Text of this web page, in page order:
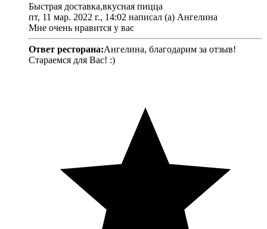
Быстрая доставка,вкусная пицца
пт, 11 мар. 2022 г., 14:02 написал (а) Ангелина
Мне очень нравится у вас
Ответ ресторана:Ангелина, благодарим за отзыв!
Стараемся для Вас! :)